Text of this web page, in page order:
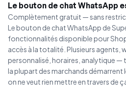
Le bouton de chat WhatsApp
Complètement gratuit — sans
Le bouton de chat WhatsApp de
fonctionnalités disponible pour
accès à la totalité. Plusieurs agents,
personnalisé, horaires, analytique —
la plupart des marchands démarrent
on ne veut rien mettre en travers de